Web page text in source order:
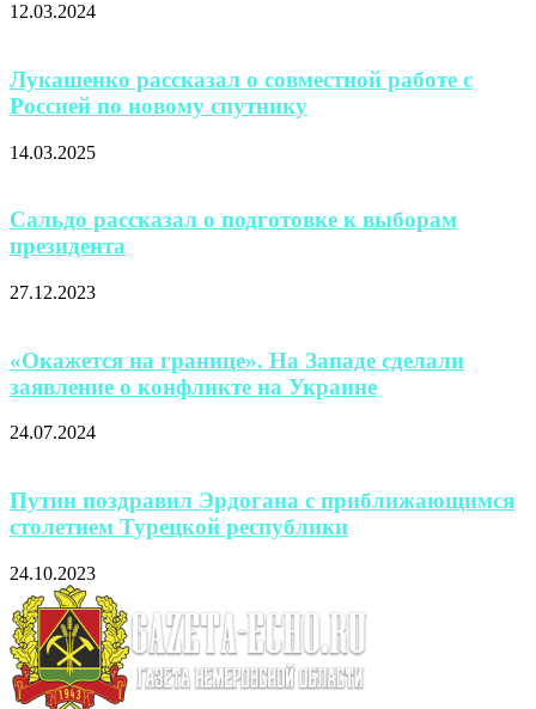
12.03.2024
Лукашенко рассказал о совместной работе с
Россией по новому спутнику
14.03.2025
Сальдо рассказал о подготовке к выборам
президента
27.12.2023
«Окажется на границе». На Западе сделали
заявление о конфликте на Украине
24.07.2024
Путин поздравил Эрдогана с приближающимся
столетием Турецкой республики
24.10.2023